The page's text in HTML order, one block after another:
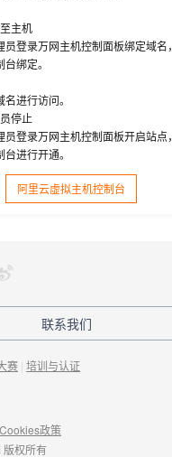
主机
员登录万网主机控制面板绑定域名
绑定。
进行访问。
停止
员登录万网主机控制面板开启站点
进行开通。
阿里云虚拟主机控制台